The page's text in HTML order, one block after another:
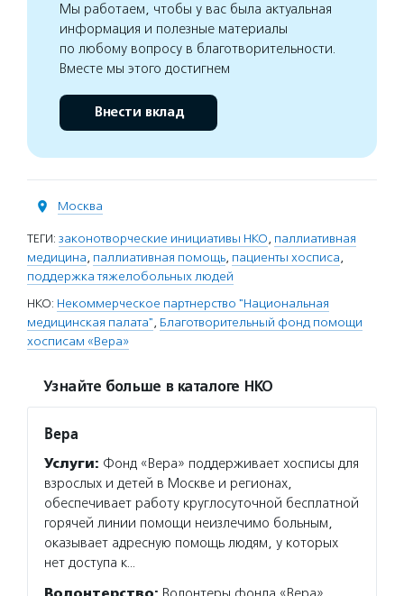
Мы работаем, чтобы у вас была актуальная
информация и полезные материалы
по любому вопросу в благотворительности.
Вместе мы этого достигнем
Внести вклад
Москва
ТЕГИ: законотворческие инициативы НКО, паллиативная
медицина, паллиативная помощь, пациенты хосписа,
поддержка тяжелобольных людей
НКО: Некоммерческое партнерство "Национальная
медицинская палата", Благотворительный фонд помощи
хосписам «Вера»
Узнайте больше в каталоге НКО
Вера
Услуги: Фонд «Вера» поддерживает хосписы для
взрослых и детей в Москве и регионах,
обеспечивает работу круглосуточной бесплатной
горячей линии помощи неизлечимо больным,
оказывает адресную помощь людям, у которых
нет доступа к…